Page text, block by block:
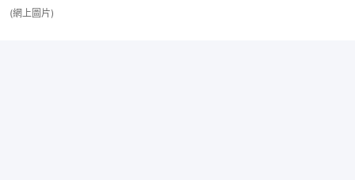
(網上圖片)